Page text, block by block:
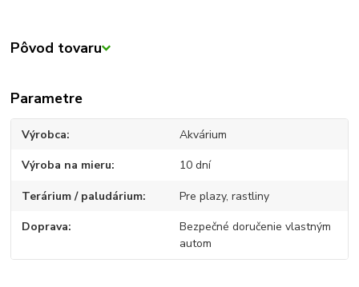
Pôvod tovaru
Parametre
Výrobca Akvárium
Výroba na mieru 10 dní
Terárium / paludárium Pre plazy, rastliny
Doprava
Bezpečné doručenie vlastným
autom